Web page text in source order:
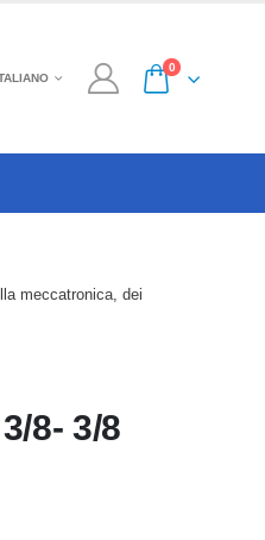
0
meccatronica, dei
8- 3/8